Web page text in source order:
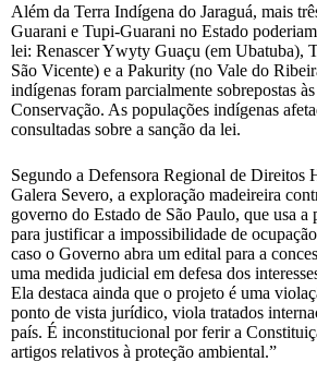
Além da Terra Indígena do Jaraguá, mais
Guarani e Tupi-Guarani no Estado poderiam
lei: Renascer Ywyty Guaçu (em Ubatuba),
São Vicente) e a Pakurity (no Vale do
indígenas foram parcialmente sobrepostas
Conservação. As populações indígenas
consultadas sobre a sanção da lei.
Segundo a Defensora Regional de Direitos
Galera Severo, a exploração madeireira
governo do Estado de São Paulo, que usa a
para justificar a impossibilidade de
caso o Governo abra um edital para a
uma medida judicial em defesa dos
Ela destaca ainda que o projeto é uma
ponto de vista jurídico, viola tratados
país. É inconstitucional por ferir a
artigos relativos à proteção ambiental.”